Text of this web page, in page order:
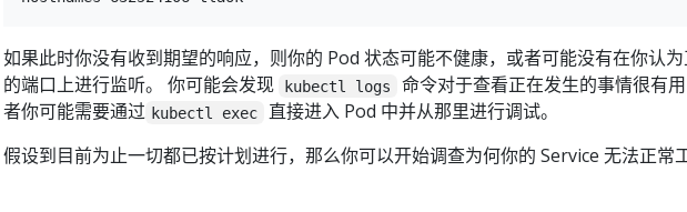
如果此时你没有收到期望的响应，则你的 Pod 状态可能不健康，或者可能没有在你认
的端口上进行监听。 你可能会发现
kubectl logs
命令对于查看正在发生的事情很有
者你可能需要通过 kubectl exec
直接进入 Pod 中并从那里进行调试。
假设到目前为止一切都已按计划进行，那么你可以开始调查为何你的 Service 无法正常